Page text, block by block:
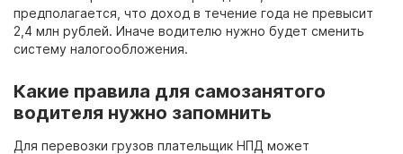
предполагается, что доход в течение года не превысит
2,4 млн рублей. Иначе водителю нужно будет сменить
систему налогообложения.
Какие правила для самозанятого
водителя нужно запомнить
Для перевозки грузов плательщик НПД может